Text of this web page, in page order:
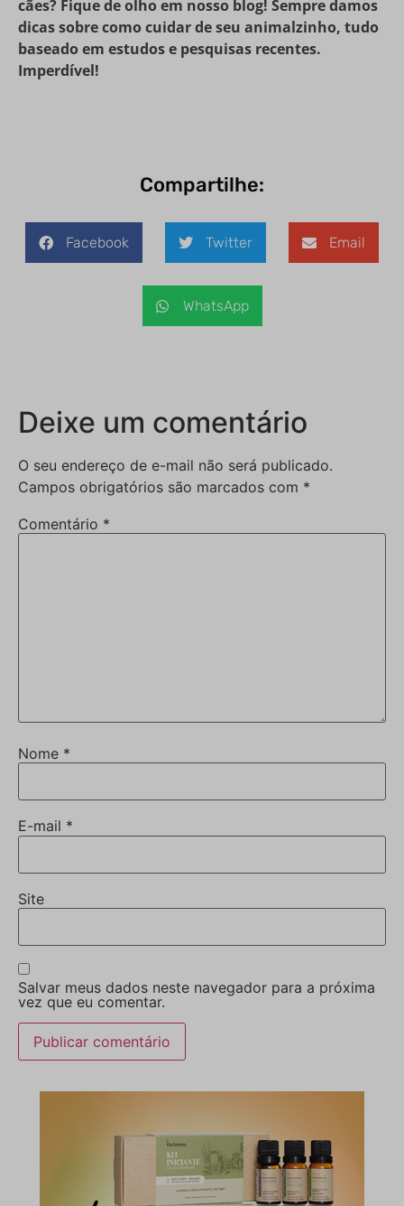
cães? Fique de olho em nosso blog! Sempre damos
dicas sobre como cuidar de seu animalzinho, tudo
baseado em estudos e pesquisas recentes.
Imperdível!
Compartilhe:
Facebook Twitter Email
WhatsApp
Deixe um comentário
O seu endereço de e-mail não será publicado.
Campos obrigatórios são marcados com *
Comentário *
Nome *
E-mail *
Site
Salvar meus dados neste navegador para a próxima
vez que eu comentar.